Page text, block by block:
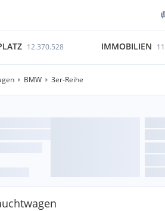
12.370.528 IMMOBILIEN
BMW 3er-Reihe